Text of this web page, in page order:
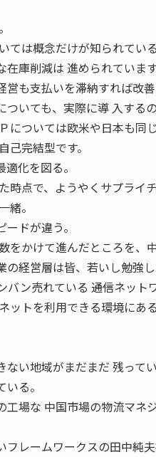
ては概念だけが知られてい
在庫削減は 進められていま
営も支払いを滞納すれば改
ついても、実際に導 入する
については欧米や日本も同
己完結型です。
化を図る。
時点で、ようやくサプライ
緒。
ドが違う。
をかけて進んだところを、
の経営層は皆、若いし勉強し
バン売れている ――通信ネッ
ットを利用できる環境にあ
い地域がまだまだ 残ってい
る。
工場な 中国市場の物流マネ
フレームワークスの田中純